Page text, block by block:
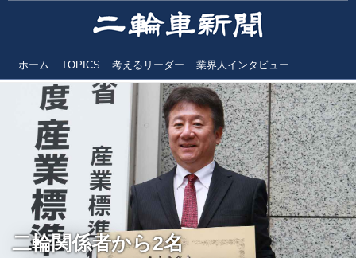
ホーム TOPICS 考えるリーダー 業界人インタビュー
二輪関係者から2名